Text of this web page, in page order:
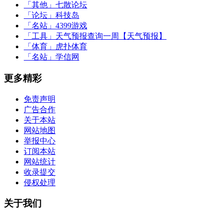
「其他」 七散论坛
「论坛」 科技岛
「名站」 4399游戏
「工具」 天气预报查询一周【天气预报】
「体育」
虎扑体育
「名站」 学信网
更多精彩
免责声明
广告合作
关于本站
网站地图
举报中心
订阅本站
网站统计
收录提交
侵权处理
关于我们